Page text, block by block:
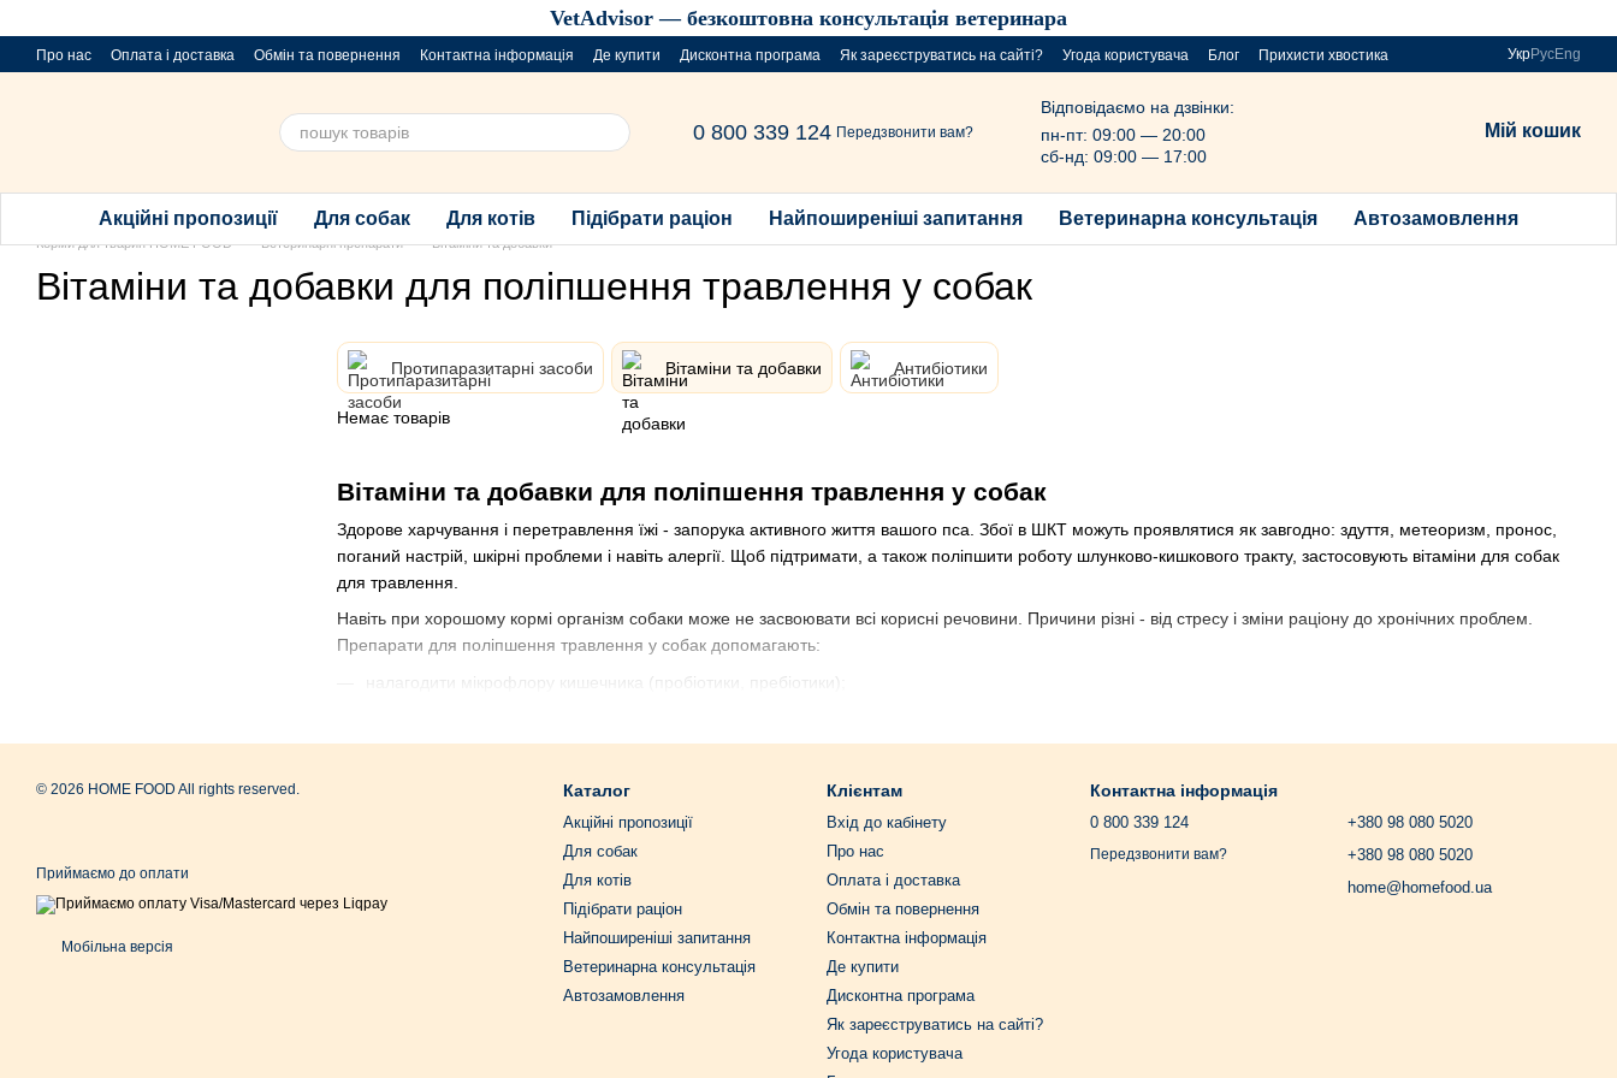
VetAdvisor — безкоштовна консультація ветеринара
Про нас Оплата і доставка Обмін та повернення Контактна інформація Де купити Дисконтна програма Як зареєструватись на сайті? Угода користувача Блог
Прихисти хвостика
УкрРусEng
0 800 339 124 Передзвонити вам?
Відповідаємо на дзвінки:
пн-пт: 09:00 — 20:00
сб-нд: 09:00 — 17:00
Мій кошик
Акційні пропозиції Для собак Для котів Підібрати раціон Найпоширеніші запитання Ветеринарна консультація Автозамовлення
Корми для тварин HOME FOOD Ветеринарні препарати Вітаміни та добавки
Вітаміни та добавки для поліпшення травлення у собак
Протипаразитарні засоби Вітаміни та добавки Антибіотики
Вітаміни та добавки для поліпшення травлення у собак
Здорове харчування і перетравлення їжі - запорука активного життя вашого пса. Збої в ШКТ можуть проявлятися як завгодно: здуття, метеоризм, пронос,
поганий настрій, шкірні проблеми і навіть алергії. Щоб підтримати, а також поліпшити роботу шлунково-кишкового тракту, застосовують вітаміни для собак
для травлення.
Навіть при хорошому кормі організм собаки може не засвоювати всі корисні речовини. Причини різні - від стресу і зміни раціону до хронічних проблем.
Препарати для поліпшення травлення у собак допомагають:
налагодити мікрофлору кишечника (пробіотики, пребіотики);
відновити апетит, активність;
підтримати імунітет, пов'язаний зі станом ШКТ.
Особливо корисні такі добавки бувають для цуценят, коли вони адаптуються до твердої їжі. Також купити їх рекомендується собакам, які пройшли курс
антибіотиків, мають чутливий шлунок або в разі різкої зміни корму.
Вітаміни для підвищення апетиту у собак
Втрата інтересу до їжі - тривожний дзвіночок, і причини можуть бути різними. М'яко повернути його допомагають спеціальні препарати, що підвищують
Такі добавки застосовують під час зміни корму, після хвороби, операцій, у разі стресу, а також просто вибагливості вихованця. До основних таких
Немає товарів
© 2026 HOME FOOD All rights reserved.
Приймаємо до оплати
Мобільна версія
Каталог
Акційні пропозиції
Для собак
Для котів
Підібрати раціон
Найпоширеніші запитання
Ветеринарна консультація
Автозамовлення
Клієнтам
Вхід до кабінету
Про нас
Оплата і доставка
Обмін та повернення
Контактна інформація
Де купити
Дисконтна програма
Як зареєструватись на сайті?
Угода користувача
Контактна інформація
0 800 339 124
Передзвонити вам?
+380 98 080 5020
+380 98 080 5020
home@homefood.ua